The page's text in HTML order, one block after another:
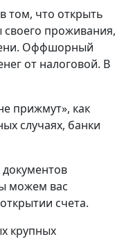
том, что открыть
проживания,
Оффшорный
от налоговой. В
прижмут», как
случаях, банки
документов
можем вас
счета.
крупных